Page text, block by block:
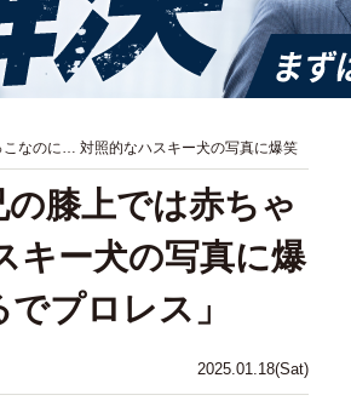
こなのに… 対照的なハスキー犬の写真に爆笑
2025.01.18(Sat)
の膝上では赤ちゃ
キー犬の写真に爆
プロレス」